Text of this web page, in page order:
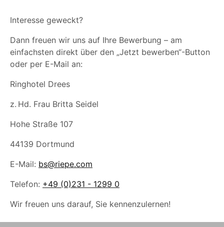
Interesse geweckt?
Dann freuen wir uns auf Ihre Bewerbung – am
einfachsten direkt über den „Jetzt bewerben“-Button
oder per E-Mail an:
Ringhotel Drees
z. Hd. Frau Britta Seidel
Hohe Straße 107
44139 Dortmund
E-Mail: bs@riepe.com
Telefon: +49 (0)231 - 1299 0
Wir freuen uns darauf, Sie kennenzulernen!